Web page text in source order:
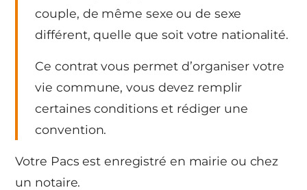
couple, de même sexe ou de sexe
différent, quelle que soit votre nationalité.
Ce contrat vous permet d’organiser votre
vie commune, vous devez remplir
certaines conditions et rédiger une
convention.
Votre Pacs est enregistré en mairie ou chez
un notaire.